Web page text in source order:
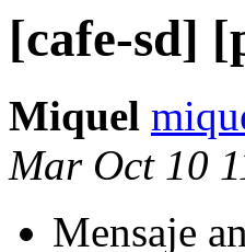
[cafe-sd]
Miquel
Mar Oct 10
Mensaje